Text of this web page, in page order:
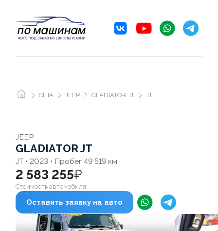
США JEEP GLADIATOR JT JT
JEEP
GLADIATOR JT
JT • 2023 • Пробег 49 519 км
2 583 255₽
Стоимость автомобиля
Оставить заявку на авто